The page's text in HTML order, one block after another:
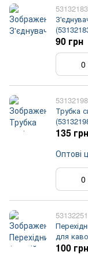
90 грн
Трубка
135 грн
Оптові
для
100 грн